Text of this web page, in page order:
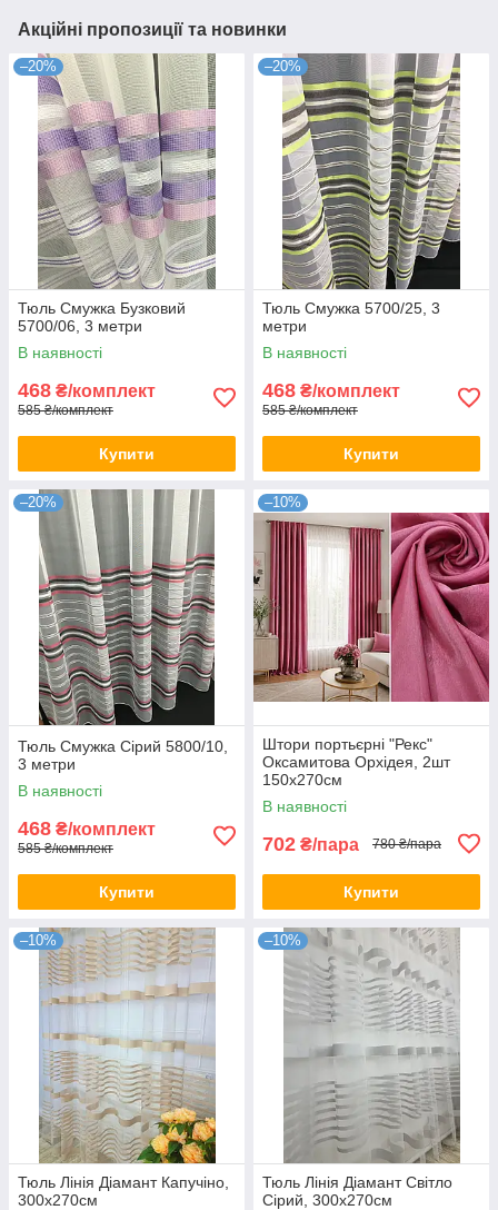
Акційні пропозиції та новинки
–20%
Тюль Смужка Бузковий
5700/06, 3 метри
В наявності
468 ₴/комплект
585 ₴/комплект
Купити
–20%
Тюль Смужка 5700/25, 3
метри
В наявності
468 ₴/комплект
585 ₴/комплект
Купити
–20%
Тюль Смужка Сірий 5800/10,
3 метри
В наявності
468 ₴/комплект
585 ₴/комплект
Купити
–10%
Штори портьєрні "Рекс"
Оксамитова Орхідея, 2шт
150х270см
В наявності
702 ₴/пара 780 ₴/пара
Купити
–10%
Тюль Лінія Діамант Капучіно,
300х270см
–10%
Тюль Лінія Діамант Світло
Сірий, 300х270см